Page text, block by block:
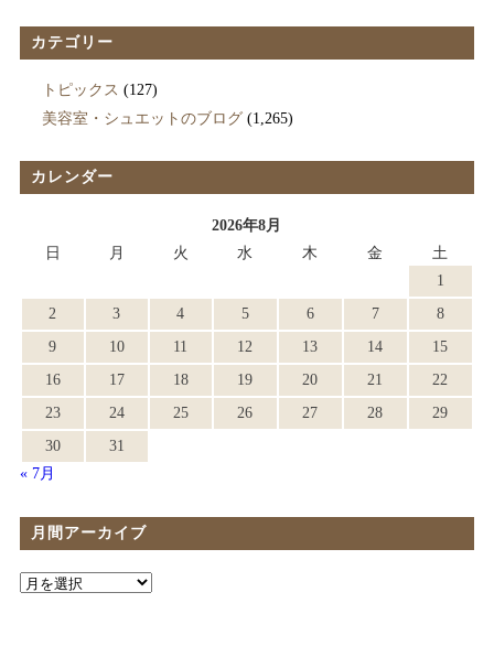
カテゴリー
トピックス (127)
美容室・シュエットのブログ(1,265)
カレンダー
2026年8月
日
月 火 水 木 金
土
1
2
3 4 5 6 7
8
9
10 11 12 13 14
15
16
17 18 19 20 21
22
23
24 25 26 27 28
29
30
31
« 7月
月間アーカイブ